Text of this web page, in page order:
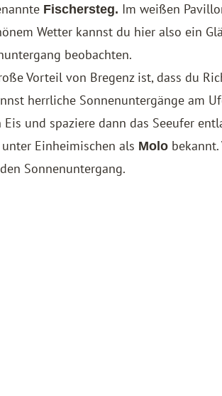
Fischersteg. Im weißen
Wetter kannst du hier also ein
beobachten.
Vorteil von Bregenz ist, dass du
herrliche Sonnenuntergänge am
und spaziere dann das Seeufer
Einheimischen als Molo
Sonnenuntergang.